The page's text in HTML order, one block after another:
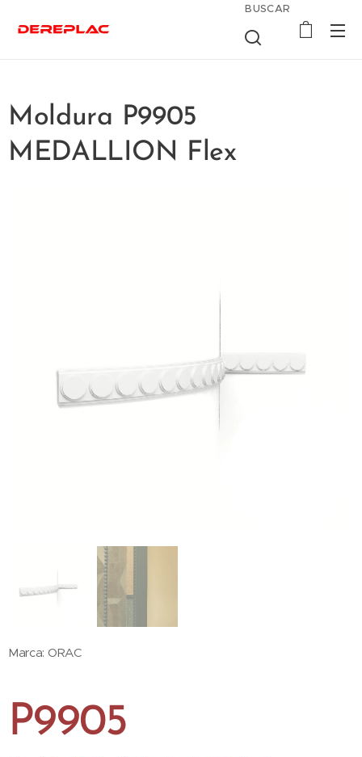
BUSCAR
Moldura P9905
MEDALLION Flex
Marca: ORAC
P9905